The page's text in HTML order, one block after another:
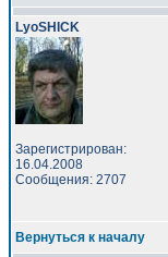
LyoSHICK
Зарегистрирован:
16.04.2008
Сообщения: 2707
Вернуться к началу